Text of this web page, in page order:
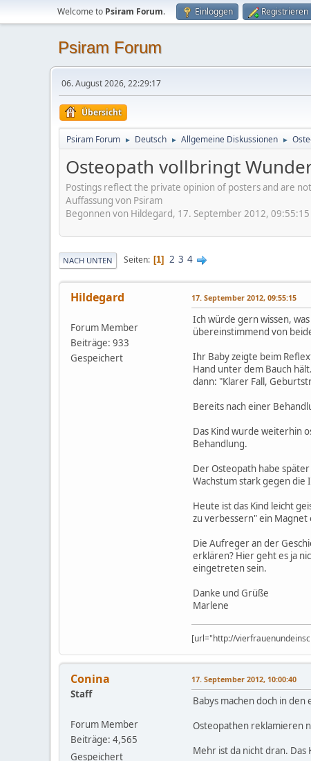
Welcome to Psiram Forum. Einloggen Registrieren
Psiram Forum
06. August 2026, 22:29:17
Übersicht
Psiram Forum ► Deutsch ► Allgemeine Diskussionen ►
Osteopath vollbringt
Postings reflect the private opinion of posters and are
Auffassung von Psiram
Begonnen von Hildegard, 17. September 2012, 09:55:15
NACH UNTEN Seiten 1 2 3 4
Hildegard
Forum Member
Beiträge: 933
Gespeichert
17. September 2012, 09:55:15
Ich würde gern wissen,
übereinstimmend von
Ihr Baby zeigte beim
Hand unter dem Bauch
dann: "Klarer Fall,
Bereits nach einer
Das Kind wurde weiterhin
Behandlung.
Der Osteopath habe
Wachstum stark gegen die
Heute ist das Kind leicht
zu verbessern" ein
Die Aufreger an der
erklären? Hier geht es ja
eingetreten sein.
Danke und Grüße
Marlene
[url="http://
Conina
Staff
Forum Member
Beiträge: 4,565
Gespeichert
17. September 2012, 10:00:40
Babys machen doch in
Osteopathen reklamieren
Mehr ist da nicht dran.